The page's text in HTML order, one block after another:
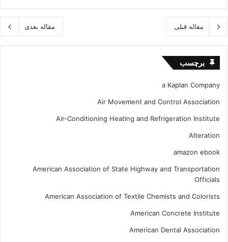
مقاله قبلی مقاله بعدی
برچسب
a Kaplan Company
Air Movement and Control Association
Air-Conditioning Heating and Refrigeration Institute
Alteration
amazon ebook
American Association of State Highway and Transportation
Officials
American Association of Textile Chemists and Colorists
American Concrete Institute
American Dental Association